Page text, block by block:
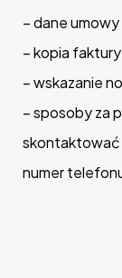
– dane
– kopia faktury
– wskazanie
– sposoby za
skontaktować
numer